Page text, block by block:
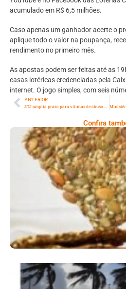
acumulado em R$ 6,5 milhões.
Caso apenas um ganhador acerte o
aplique todo o valor na poupança,
rendimento no primeiro mês.
As apostas podem ser feitas até as
casas lotéricas credenciadas pela
internet. O jogo simples, com seis
ANTERIOR
STJ amplia prazo para vítimas de abuso pedirem indenização na Justiça
Confira
Comer Bem: Cracker